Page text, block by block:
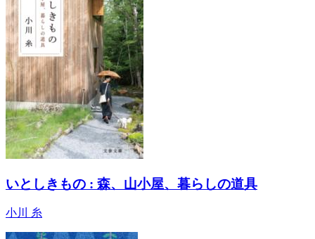
いとしきもの : 森、山小屋、暮らしの道具
小川 糸